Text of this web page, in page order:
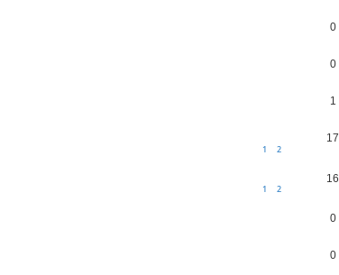
0
0
1
1 2
17
1 2
16
0
0